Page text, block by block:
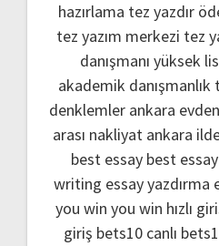
hazırlama tez yazdır
tez yazım merkezi tez
danışmanı yüksek
akademik danışmanlık
denklemler ankara
arası nakliyat ankara
best essay best
writing essay yazdırma
you win you win hızlı
giriş bets10 canlı